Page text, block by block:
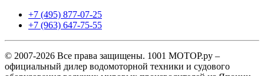
+7 (495) 877-07-25
+7 (963) 647-75-55
© 2007-2026 Все права защищены. 1001 МОТОР.ру –
официальный дилер водомоторной техники и судового